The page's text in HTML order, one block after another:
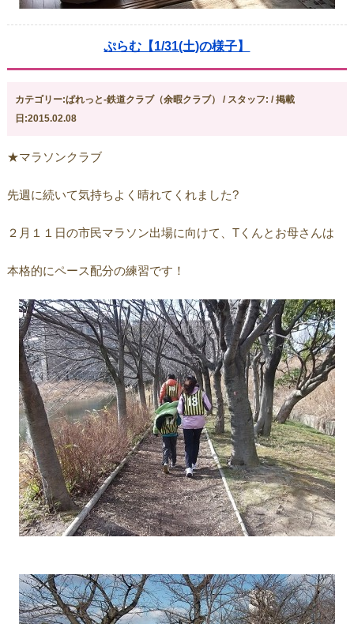
ぷらむ【1/31(土)の様子】
カテゴリー:ぱれっと-鉄道クラブ（余暇クラブ） / スタッフ: / 掲載
日:2015.02.08
★マラソンクラブ
先週に続いて気持ちよく晴れてくれました?
２月１１日の市民マラソン出場に向けて、Tくんとお母さんは
本格的にペース配分の練習です！